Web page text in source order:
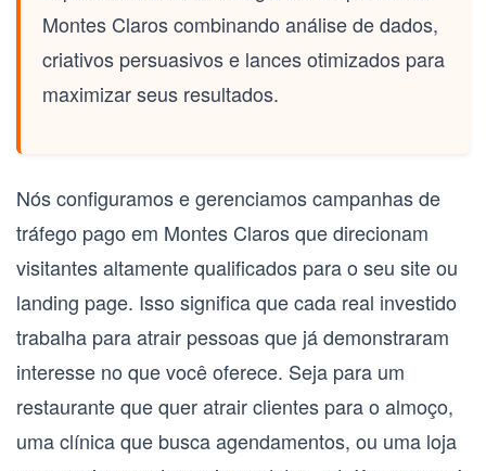
Montes Claroscombinando análise de dados,
criativos persuasivos e lances otimizados para
maximizar seus resultados.
Nós configuramos e gerenciamos campanhas de
tráfego pago em Montes Clarosque direcionam
visitantes altamente qualificados para o seu site ou
landing page. Isso significa que cada real investido
trabalha para atrair pessoas que já demonstraram
interesse no que você oferece. Seja para um
restaurante que quer atrair clientes para o almoço,
uma clínica que busca agendamentos, ou uma loja